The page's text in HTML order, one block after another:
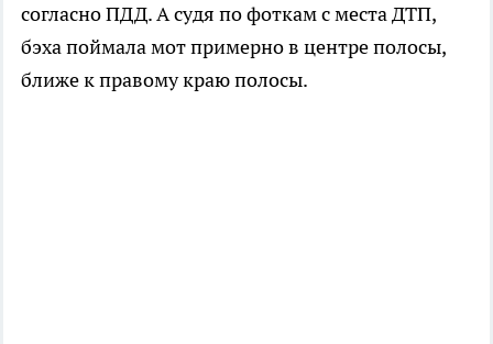
согласно ПДД. А судя по фоткам с места ДТП,
бэха поймала мот примерно в центре полосы,
ближе к правому краю полосы.